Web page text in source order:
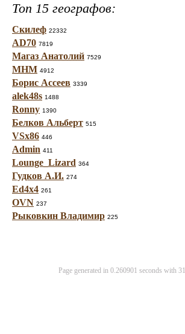
Топ 15 географов:
Скилеф 22332
AD70 7819
Магаз Анатолий 7529
МНМ 4912
Борис Ассеев 3339
alek48s 1488
Ronny 1390
Белков Альберт 515
VSx86 446
Admin 411
Lounge_Lizard 364
Гудков А.И. 274
Ed4x4 261
OVN 237
Рыковкин Владимир 225
Page generated in 0.260901 seconds with